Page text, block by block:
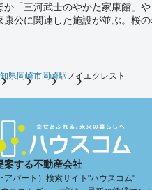
か「三河武士のやかた家康館」
康公に関連した施設が並ぶ。桜
県岡崎市岡崎駅 ノイエクレスト
案する不動産会社
アパート）検索サイト"ハウスコム"